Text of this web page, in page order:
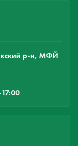
р-н, МФЙ